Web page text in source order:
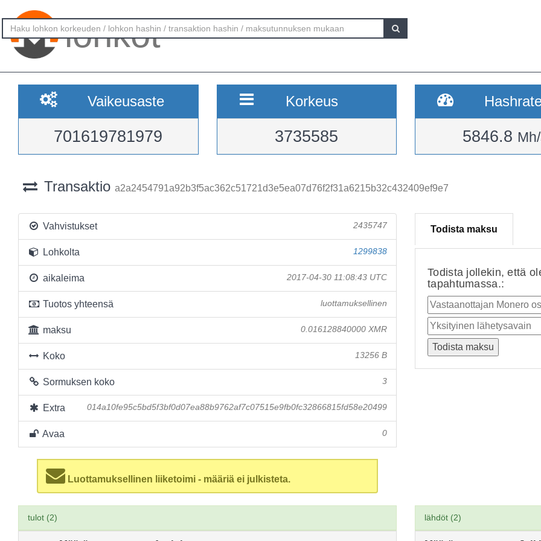
lohkot
Vaikeusaste
701619781979
Korkeus
3735585 5846.8
Transaktio a2a2454791a92b3f5ac362c51721d3e5ea07d76f2f31a6215b32c432409ef9e7
Vahvistukset 2435747
Lohkolta 1299838
aikaleima 2017-04-30 11:08:43 UTC
Tuotos yhteensä luottamuksellinen
maksu 0.016128840000 XMR
Koko 13256 B
Sormuksen koko 3
Extra 014a10fe95c5bd5f3bf0d07ea88b9762af7c07515e9fb0fc32866815fd58e20499
Avaa 0
Luottamuksellinen liiketoimi - määriä ei julkisteta.
Todista maksu
Todista jollekin, että
tapahtumassa.:
tulot (2) lähdöt (2)